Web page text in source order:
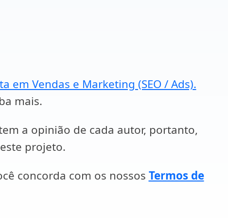
em Vendas e Marketing (SEO / Ads).
mais.
a opinião de cada autor, portanto,
projeto.
concorda com os nossos Termos de